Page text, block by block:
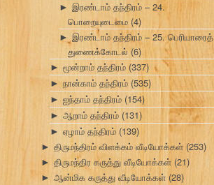
► இரண்டாம் தந்திரம் – 24.
பொறையுடைமை (4)
► இரண்டாம் தந்திரம் – 25. பெரியாரைத்
துணைக்கோடல்(6)
► மூன்றாம் தந்திரம் (337)
► நான்காம் தந்திரம் (535)
► ஐந்தாம் தந்திரம் (154)
► ஆறாம் தந்திரம் (131)
► ஏழாம் தந்திரம் (139)
► திருமந்திரம் விளக்கம் வீடியோக்கள் (253)
► திருமந்திர கருத்து வீடியோக்கள் (21)
► ஆன்மிக கருத்து வீடியோக்கள் (28)